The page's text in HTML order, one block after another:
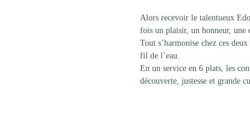
Alors recevoir le talentueux
fois un plaisir, un honneur, une
Tout s’harmonise chez ces
fil de l’eau.
En un service en 6 plats, les
découverte, justesse et grande